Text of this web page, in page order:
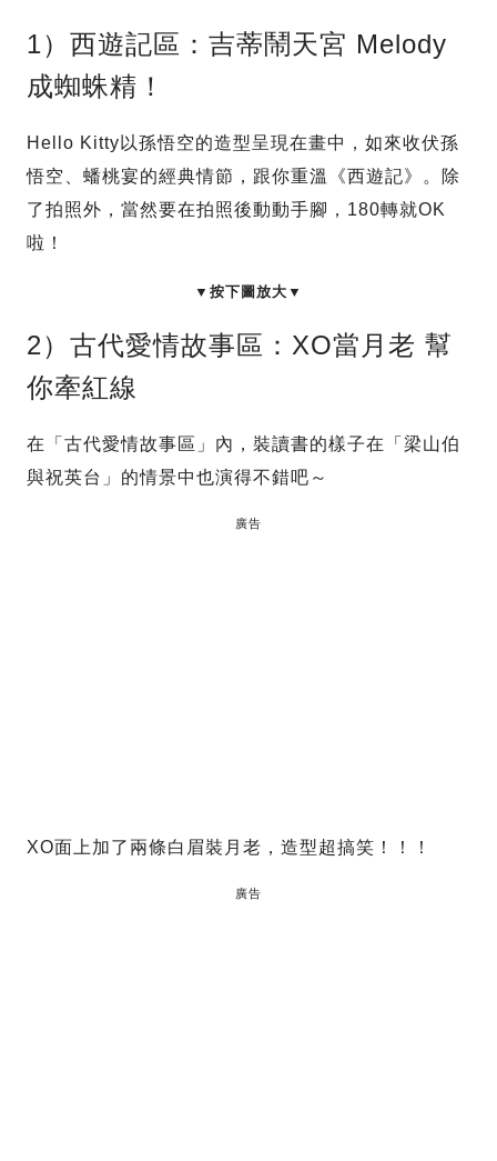
1）西遊記區：吉蒂鬧天宮 Melody
成蜘蛛精！
Hello Kitty以孫悟空的造型呈現在畫中，如來收伏孫
悟空、蟠桃宴的經典情節，跟你重溫《西遊記》。除
了拍照外，當然要在拍照後動動手腳，180轉就OK
啦！
▼按下圖放大▼
2）古代愛情故事區：XO當月老 幫
你牽紅線
在「古代愛情故事區」內，裝讀書的樣子在「梁山伯
與祝英台」的情景中也演得不錯吧～
廣告
XO面上加了兩條白眉裝月老，造型超搞笑！！！
廣告